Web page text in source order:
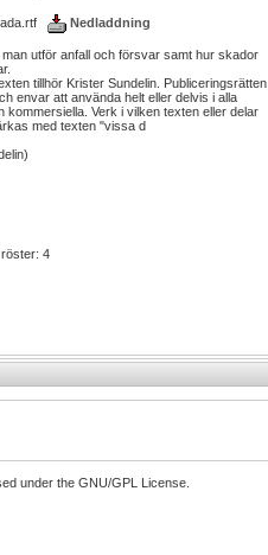
Nedladdning
utför anfall och försvar samt hur skador
tillhör Krister Sundelin. Publiceringsrätten
envar att använda helt eller delvis i alla
kommersiella. Verk i vilken texten eller delar
med texten "vissa d
4
under the GNU/GPL License.